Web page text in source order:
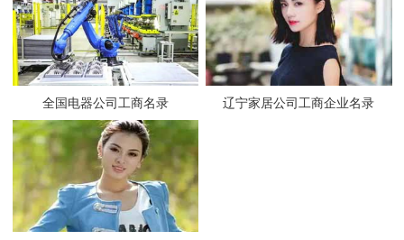
全国电器公司工商名录 辽宁家居公司工商企业名录